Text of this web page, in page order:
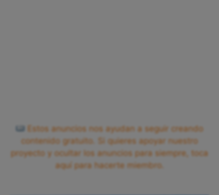
Estos anuncios nos ayudan a seguir creando
contenido gratuito. Si quieres apoyar nuestro
proyecto y ocultar los anuncios para siempre, toca
aquí para hacerte miembro.